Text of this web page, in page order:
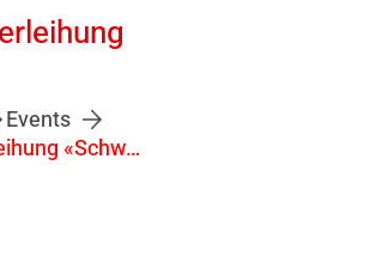
Events
Preisverleihung «Schweizer Preis für Putz und Farbe»